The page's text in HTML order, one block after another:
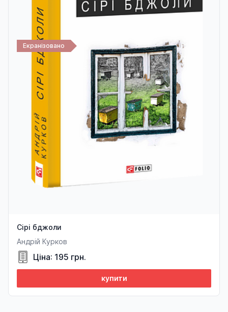
Екранізовано
Сірі бджоли
Андрій Курков
Ціна: 195 грн.
купити